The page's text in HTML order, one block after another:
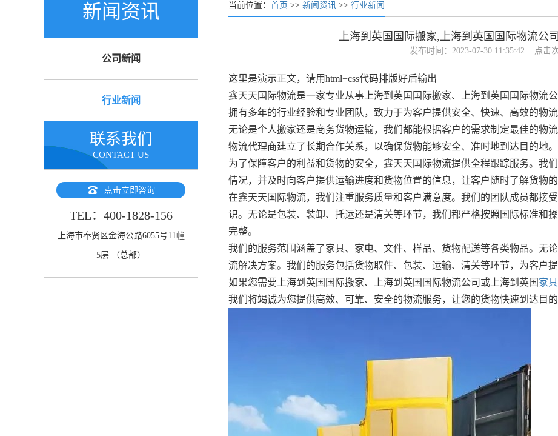
新闻资讯
公司新闻
行业新闻
联系我们
CONTACT US
点击立即咨询
TEL：400-1828-156
上海市奉贤区金海公路6055号11幢
5层 （总部）
当前位置：首页 >>新闻资讯 >>行业新闻
上海到英国国际搬家,上海到英国国际物流公
发布时间：2023-07-30 11:35:42 点击
这里是演示正文，请用html+css代码排版好后输出
鑫天天国际物流是一家专业从事上海到英国国际搬家、上海到英国国际物流
拥有多年的行业经验和专业团队，致力于为客户提供安全、快速、高效的物流
无论是个人搬家还是商务货物运输，我们都能根据客户的需求制定最佳的物
物流代理商建立了长期合作关系，以确保货物能够安全、准时地到达目的地。
为了保障客户的利益和货物的安全，鑫天天国际物流提供全程跟踪服务。我
情况，并及时向客户提供运输进度和货物位置的信息，让客户随时了解货物的
在鑫天天国际物流，我们注重服务质量和客户满意度。我们的团队成员都接
识。无论是包装、装卸、托运还是清关等环节，我们都严格按照国际标准和
完整。
我们的服务范围涵盖了家具、家电、文件、样品、货物配送等各类物品。无
流解决方案。我们的服务包括货物取件、包装、运输、清关等环节，为客户
如果您需要上海到英国国际搬家、上海到英国国际物流公司或上海到英国 家
我们将竭诚为您提供高效、可靠、安全的物流服务，让您的货物快速到达目的